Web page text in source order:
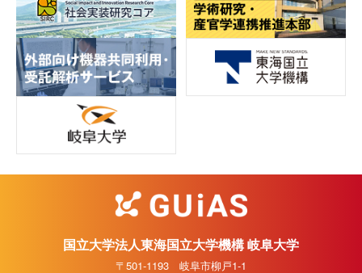
国立大学法人東海国立大学機構 岐阜大学
〒501-1193 岐阜市柳戸1-1